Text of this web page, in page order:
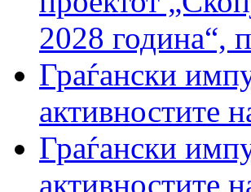
2028 година“,
Граѓански
активностите
Граѓански
активностите